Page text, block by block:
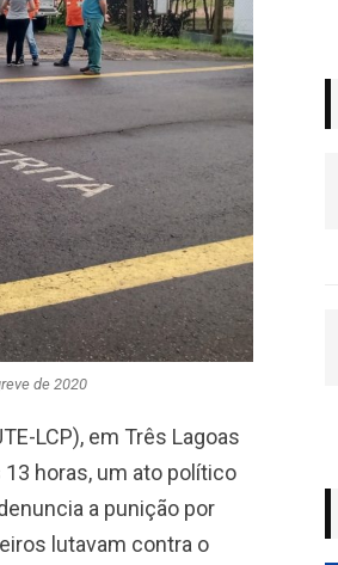
de 2020
LCP), em Três Lagoas
horas, um ato político
a punição por
lutavam contra o